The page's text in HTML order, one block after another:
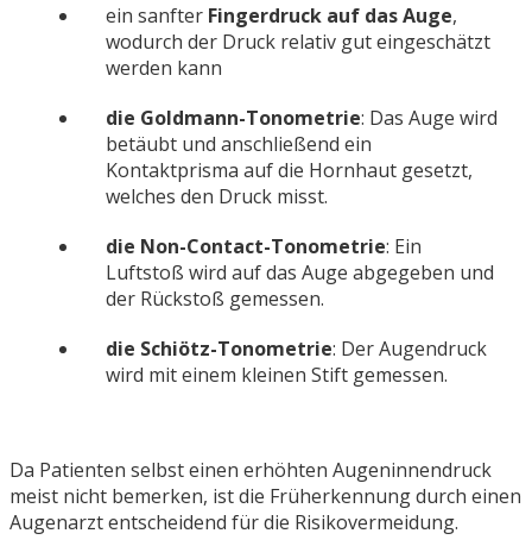
ein sanfter Fingerdruck auf das Auge,
wodurch der Druck relativ gut eingeschätzt
werden kann
die Goldmann-Tonometrie: Das Auge wird
betäubt und anschließend ein
Kontaktprisma auf die Hornhaut gesetzt,
welches den Druck misst.
die Non-Contact-Tonometrie: Ein
Luftstoß wird auf das Auge abgegeben und
der Rückstoß gemessen.
die Schiötz-Tonometrie: Der Augendruck
wird mit einem kleinen Stift gemessen.
Da Patienten selbst einen erhöhten Augeninnendruck
meist nicht bemerken, ist die Früherkennung durch einen
Augenarzt entscheidend für die Risikovermeidung.